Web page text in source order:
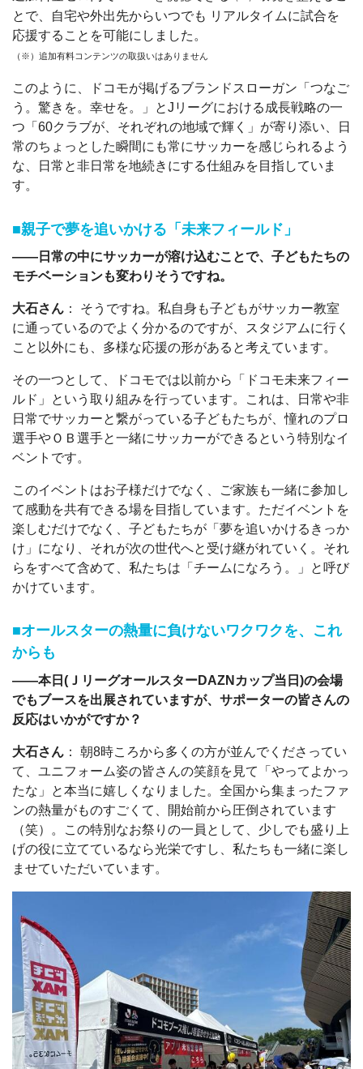
とで、自宅や外出先からいつでも リアルタイムに試合を
応援することを可能にしました。
（※）追加有料コンテンツの取扱いはありません
このように、ドコモが掲げるブランドスローガン「つなご
う。驚きを。幸せを。」とJリーグにおける成長戦略の一
つ「60クラブが、それぞれの地域で輝く」が寄り添い、日
常のちょっとした瞬間にも常にサッカーを感じられるよう
な、日常と非日常を地続きにする仕組みを目指していま
す。
■親子で夢を追いかける「未来フィールド」
――日常の中にサッカーが溶け込むことで、子どもたちの
モチベーションも変わりそうですね。
大石さん ： そうですね。私自身も子どもがサッカー教室
に通っているのでよく分かるのですが、スタジアムに行く
こと以外にも、多様な応援の形があると考えています。
その一つとして、ドコモでは以前から「ドコモ未来フィー
ルド」という取り組みを行っています。これは、日常や非
日常でサッカーと繋がっている子どもたちが、憧れのプロ
選手やＯＢ選手と一緒にサッカーができるという特別なイ
ベントです。
このイベントはお子様だけでなく、ご家族も一緒に参加し
て感動を共有できる場を目指しています。ただイベントを
楽しむだけでなく、子どもたちが「夢を追いかけるきっか
け」になり、それが次の世代へと受け継がれていく。それ
らをすべて含めて、私たちは「チームになろう。」と呼び
かけています。
■オールスターの熱量に負けないワクワクを、これ
からも
――本日(ＪリーグオールスターDAZNカップ当日)の会場
でもブースを出展されていますが、サポーターの皆さんの
反応はいかがですか？
大石さん ： 朝8時ころから多くの方が並んでくださってい
て、ユニフォーム姿の皆さんの笑顔を見て「やってよかっ
たな」と本当に嬉しくなりました。全国から集まったファ
ンの熱量がものすごくて、開始前から圧倒されています
（笑）。この特別なお祭りの一員として、少しでも盛り上
げの役に立てているなら光栄ですし、私たちも一緒に楽し
ませていただいています。